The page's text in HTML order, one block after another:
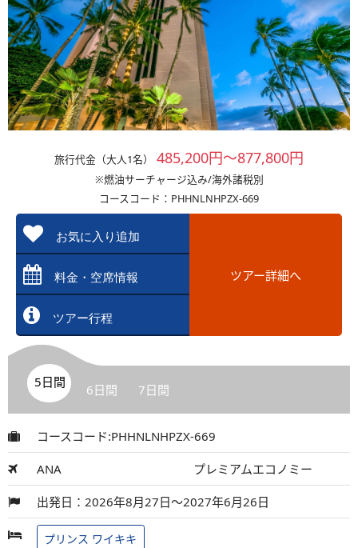
旅行代金（大人1名） 485,200円～877,800円
※燃油サーチャージ込み/海外諸税別
コースコード：PHHNLNHPZX-669
お気に入り追加
料金・空席情報
ツアー行程
ツアー詳細へ
5日間 6日間 7日間
コースコード:PHHNLNHPZX-669
ANA プレミアムエコノミー
出発日：2026年8月27日～2027年6月26日
プリンス ワイキキ